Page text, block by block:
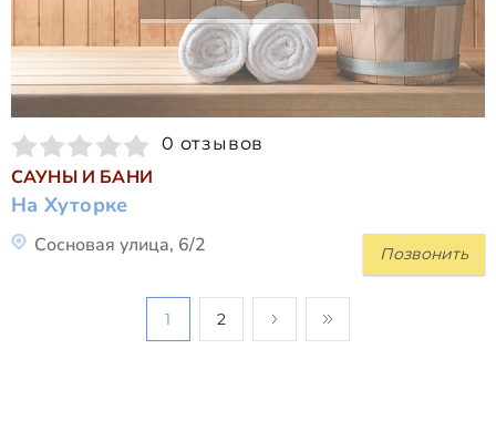
0 отзывов
САУНЫ И БАНИ
На Хуторке
Позвонить
Сосновая улица, 6/2
1 2